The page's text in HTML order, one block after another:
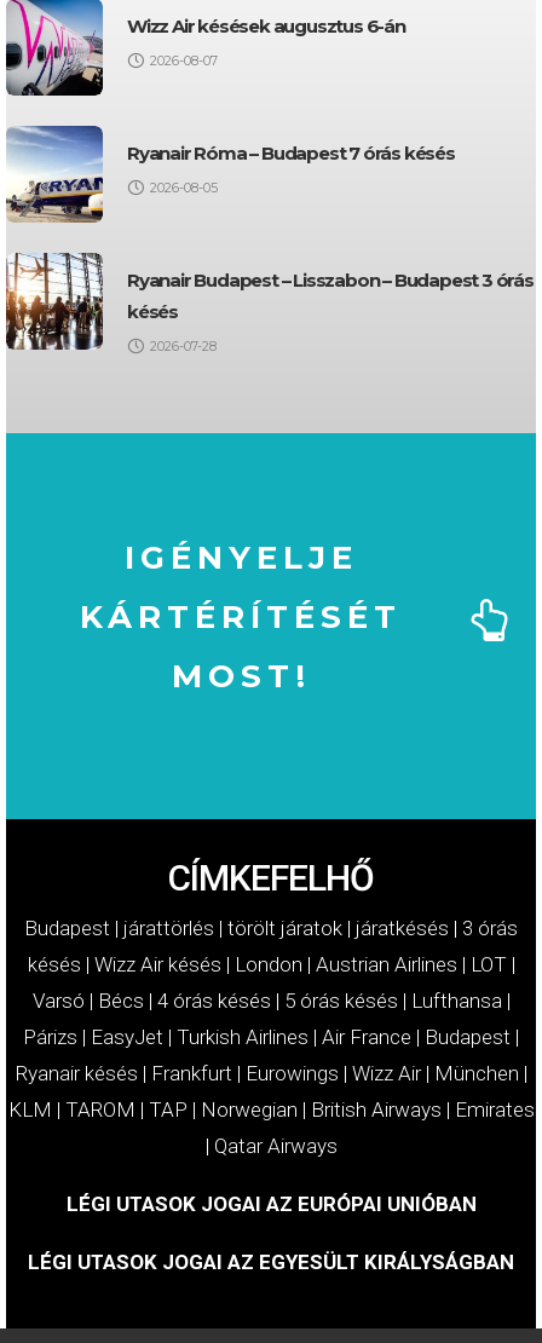
Wizz Air késések augusztus 6-án
2026-08-07
Ryanair Róma – Budapest 7 órás késés
2026-08-05
Ryanair Budapest – Lisszabon – Budapest 3 órás
késés
2026-07-28
IGÉNYELJE
KÁRTÉRÍTÉSÉT
MOST!
CÍMKEFELHŐ
Budapest | járattörlés | törölt járatok | járatkésés | 3 órás
késés | Wizz Air késés | London | Austrian Airlines | LOT|
Varsó | Bécs | 4 órás késés | 5 órás késés | Lufthansa |
Párizs | EasyJet | Turkish Airlines | Air France | Budapest |
Ryanair késés | Frankfurt | Eurowings | Wizz Air| München |
KLM | TAROM | TAP | Norwegian | British Airways | Emirates
| Qatar Airways
LÉGI UTASOK JOGAI AZ EURÓPAI UNIÓBAN
LÉGI UTASOK JOGAI AZ EGYESÜLT KIRÁLYSÁGBAN